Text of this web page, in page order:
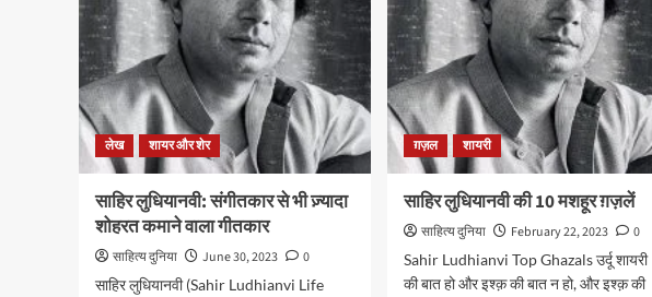
लेख शायर और शेर
साहिर लुधियानवी: संगीतकार से भी ज़्यादा
शोहरत कमाने वाला गीतकार
साहित्य दुनिया June 30, 2023
0
साहिर लुधियानवी (Sahir Ludhianvi Life
ग़ज़ल शायरी
साहिर लुधियानवी की 10 मशहूर ग़ज़लें
साहित्य दुनिया February 22, 2023
0
Sahir Ludhianvi Top Ghazals उर्दू शायरी
की बात हो और इश्क़ की बात न हो, और इश्क़ की